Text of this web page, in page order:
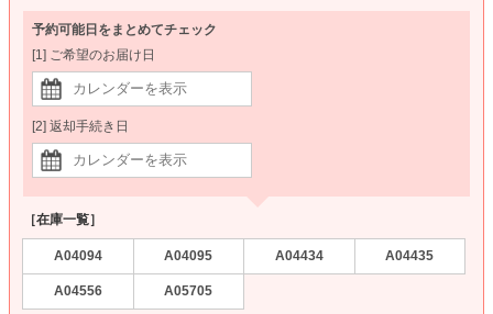
予約可能日をまとめてチェック
[1] ご希望のお届け日
[2] 返却手続き日
［在庫一覧］
A04094 A04095 A04434 A04435
A04556 A05705